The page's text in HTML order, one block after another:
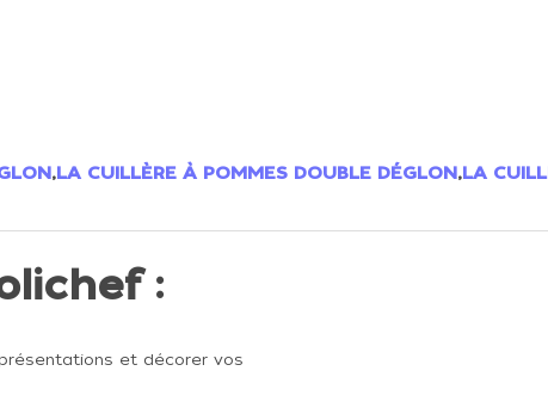
,LA CUILLÈRE À POMMES DOUBLE DÉGLON,LA
:
et décorer vos